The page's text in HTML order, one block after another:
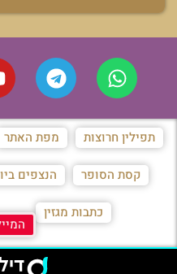
תפילין חרוצות מפת האתר
קסת הסופר הנצפים
כתבות מגזין